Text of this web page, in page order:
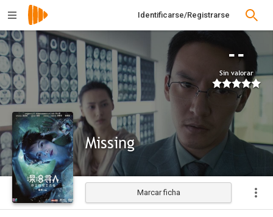
Identificarse/Registrarse
--
Sin valorar
Missing
Marcar ficha